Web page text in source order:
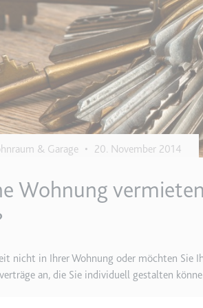
Anbieter:
Zweck:
Wird
Ablauf:
Beständig
Typ:
HTML
YtIdbMeta#databases
Anbieter:
Ablauf:
Beständig
& Garage • 20. November 2014
Wohnung
nicht in Ihrer Wohnung oder möchten Sie
an, die Sie individuell gestalten